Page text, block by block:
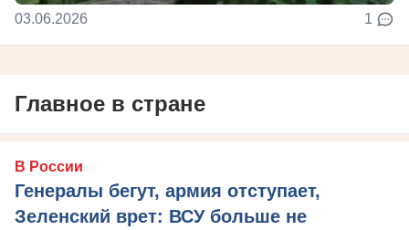
03.06.2026 1
Главное в стране
В России
Генералы бегут, армия отступает,
Зеленский врет: ВСУ больше не